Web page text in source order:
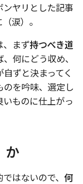
ヤリとした記事
涙）。
、まず持つべき道
何にどう収め、
ずと決まってく
のを吟味、選定し
ものに仕上がっ
か
はないので、 何